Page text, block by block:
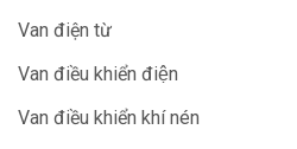
Van điện từ
Van điều khiển điện
Van điều khiển khí nén